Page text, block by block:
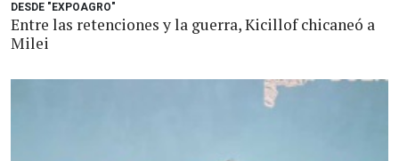
DESDE "EXPOAGRO"
Entre las retenciones y la guerra, Kicillof chicaneó a
Milei